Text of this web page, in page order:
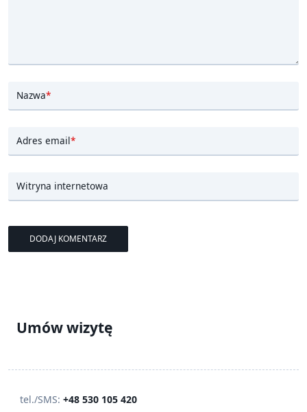
Nazwa*
Adres email*
Witryna internetowa
Umów wizytę
tel./SMS:+48 530 105 420